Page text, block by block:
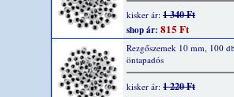
kisker ár: 1 340 Ft
shop ár: 815 Ft
Rezgőszemek 10 mm, 100
öntapadós
kisker ár: 1 220 Ft